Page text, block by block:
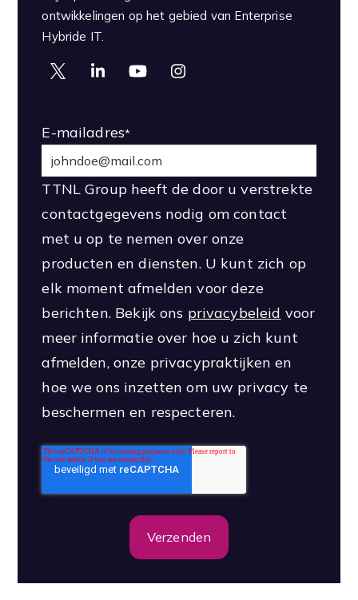
ontwikkelingen op het gebied van Enterprise
Hybride IT.
E-mailadres*
TTNL Group heeft de door u verstrekte
contactgegevens nodig om contact
met u op te nemen over onze
producten en diensten. U kunt zich op
elk moment afmelden voor deze
berichten. Bekijk ons privacybeleid voor
meer informatie over hoe u zich kunt
afmelden, onze privacypraktijken en
hoe we ons inzetten om uw privacy te
beschermen en respecteren.